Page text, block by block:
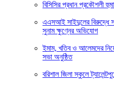
বিসিসির প্রধান প্রকৌশলী
এএসআই সাইদুলের বিরুদ্ধে
সুনাম ক্ষুণ্নের অভিযোগ
ইমাম, খতিব ও আলেমদের
সভা অনুষ্ঠিত
বরিশাল জিলা স্কুলে